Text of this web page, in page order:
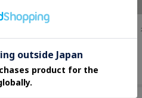
CHANCE
15%OFF
¥24,552